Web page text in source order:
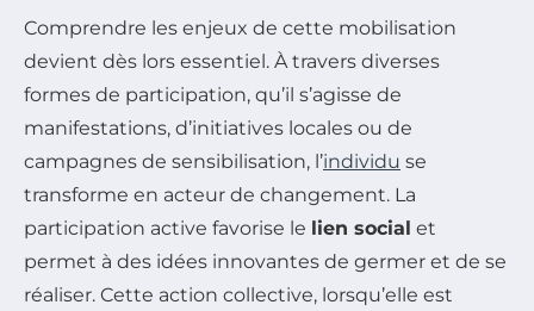
Comprendre les enjeux de cette mobilisation
devient dès lors essentiel. À travers diverses
formes de participation, qu’il s’agisse de
manifestations, d’initiatives locales ou de
campagnes de sensibilisation, l’individu se
transforme en acteur de changement. La
participation active favorise le lien social et
permet à des idées innovantes de germer et de se
réaliser. Cette action collective, lorsqu’elle est